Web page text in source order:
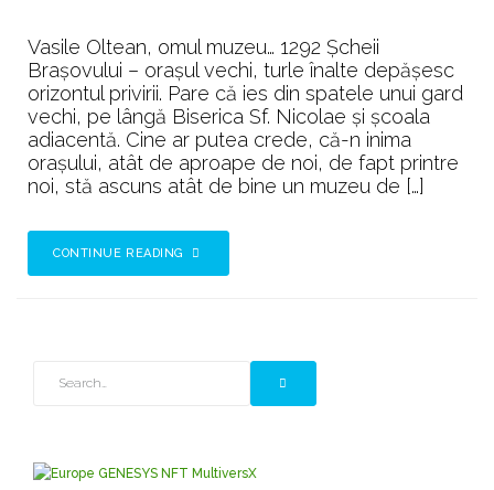
Vasile Oltean, omul muzeu… 1292 Șcheii
Brașovului – orașul vechi, turle înalte depășesc
orizontul privirii. Pare că ies din spatele unui gard
vechi, pe lângă Biserica Sf. Nicolae și școala
adiacentă. Cine ar putea crede, că-n inima
orașului, atât de aproape de noi, de fapt printre
noi, stă ascuns atât de bine un muzeu de […]
CONTINUE READING